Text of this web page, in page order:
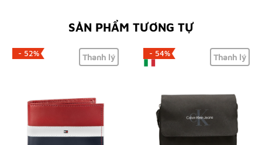
SẢN PHẨM TƯƠNG TỰ
- 52% Thanh lý - 54% Thanh lý